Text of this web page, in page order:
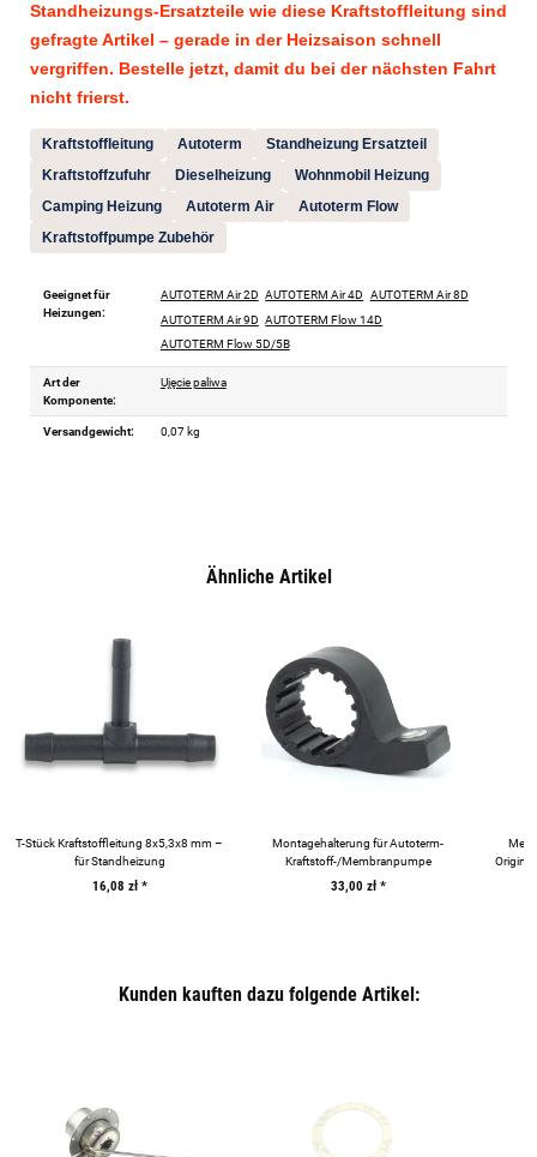
Standheizungs-Ersatzteile wie diese Kraftstoffleitung sind
gefragte Artikel – gerade in der Heizsaison schnell
vergriffen. Bestelle jetzt, damit du bei der nächsten Fahrt
nicht frierst.
Kraftstoffleitung Autoterm
Standheizung Ersatzteil
Kraftstoffzufuhr
Dieselheizung
Wohnmobil Heizung
Camping Heizung
Autoterm Air
Autoterm Flow
Kraftstoffpumpe Zubehör
Geeignet für
Heizungen:
AUTOTERM Air 2D AUTOTERM Air 4D AUTOTERM Air 8D
AUTOTERM Air 9D AUTOTERM Flow 14D
AUTOTERM Flow 5D/5B
Art der
Komponente:
Ujęcie paliwa
Versandgewicht: 0,07 kg
Ähnliche Artikel
T-Stück Kraftstoffleitung 8x5,3x8 mm –
für Standheizung
16,08 zł *
Montagehalterung für Autoterm-
Kraftstoff-/Membranpumpe
33,00 zł *
Kunden kauften dazu folgende Artikel: